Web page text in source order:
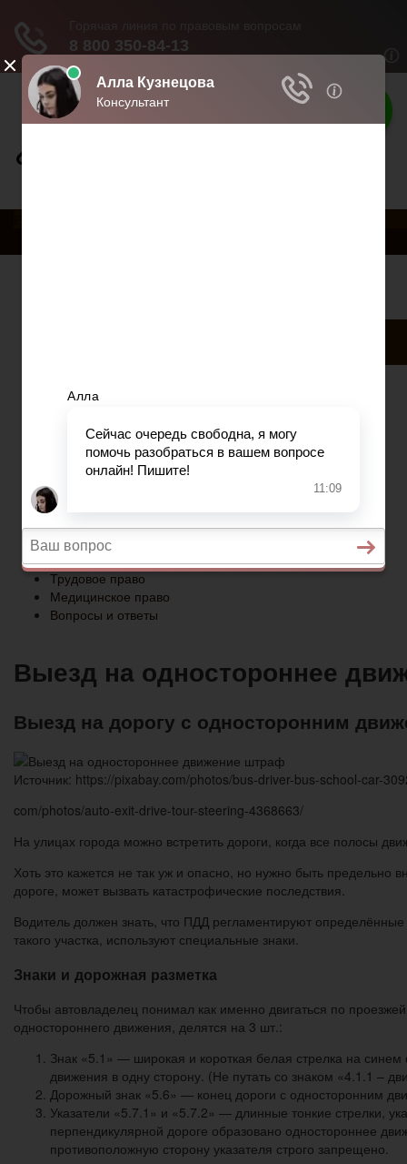
Права россиян
Трудовое право
Медицинское право
Вопросы и ответы
Главная
Военное право
Гражданство
Трудовое право
Медицинское право
Вопросы и ответы
Выезд на одностороннее
Выезд на дорогу с односторонним
Источник: https://pixabay.com/photos/bus-driver-bus-school-car-
com/photos/auto-exit-drive-tour-steering-4368663/
На улицах города можно встретить дороги, когда все полосы
Хоть это кажется не так уж и опасно, но нужно быть предельно
дороге, может вызвать катастрофические последствия.
Водитель должен знать, что ПДД регламентируют
такого участка, используют специальные знаки.
Знаки и дорожная разметка
Чтобы автовладелец понимал как именно двигаться по
одностороннего движения, делятся на 3 шт.:
Знак «5.1» — широкая и короткая белая стрелка на
движения в одну сторону. (Не путать со знаком «4.1.1 –
Дорожный знак «5.6» — конец дороги с односторонним
Указатели «5.7.1» и «5.7.2» — длинные тонкие стрелки,
перпендикулярной дороге образовано одностороннее
противоположную сторону указателя строго запрещено.